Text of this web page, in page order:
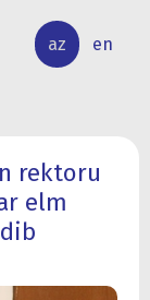
az en
rektoru
elm